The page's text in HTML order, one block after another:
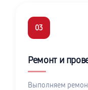
03
Ремонт и
Выполняем